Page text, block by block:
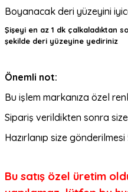
Boyanacak deri yüzeyini
Şişeyi en az 1 dk çalkaladıktan
şekilde deri yüzeyine yediriniz
Önemli not:
Bu işlem markanıza özel
Sipariş verildikten sonra
Hazırlanıp size
Bu satış özel üretim